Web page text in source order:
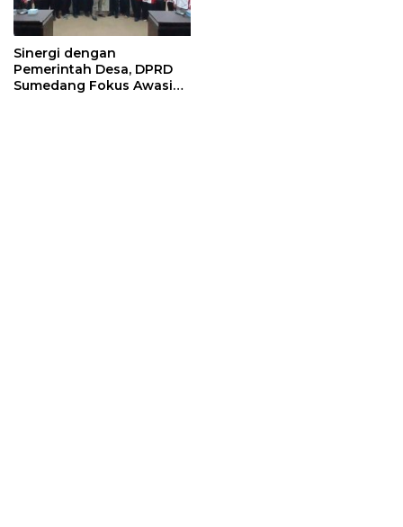
Sinergi dengan
Pemerintah Desa, DPRD
Sumedang Fokus Awasi